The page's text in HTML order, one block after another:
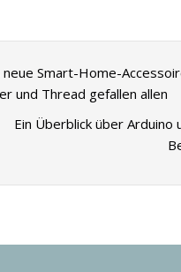
neue Smart-Home-
und Thread gefallen allen
Ein Überblick über Arduino